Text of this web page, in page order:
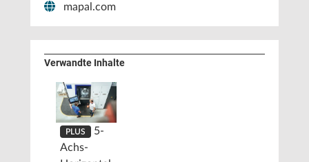
mapal.com
Verwandte Inhalte
PLUS
5-
Achs-